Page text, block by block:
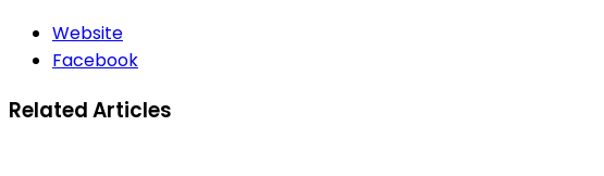
Website
Facebook
Related Articles